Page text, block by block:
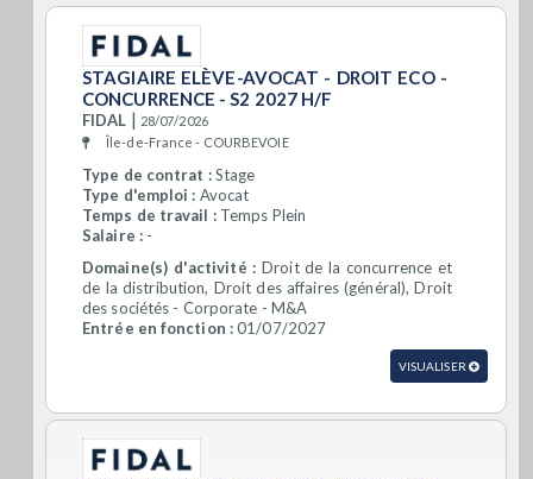
STAGIAIRE ELÈVE-AVOCAT - DROIT ECO -
CONCURRENCE - S2 2027 H/F
FIDAL | 28/07/2026
Île-de-France - COURBEVOIE
Type de contrat :Stage
Type d'emploi : Avocat
Temps de travail :Temps Plein
Salaire :-
Domaine(s) d'activité : Droit de la concurrence et
de la distribution, Droit des affaires (général), Droit
des sociétés - Corporate - M&A
Entrée en fonction :01/07/2027
VISUALISER